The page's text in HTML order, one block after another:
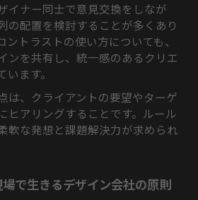
イナー同士で意見交換をしなが
の配置を検討することが多くあり
ントラストの使い方についても、
ンを共有し、統一感のあるクリエ
ます。
は、クライアントの要望やターゲ
ヒアリングすることです。ルール
軟な発想と課題解決力が求められ
で生きるデザイン会社の原則